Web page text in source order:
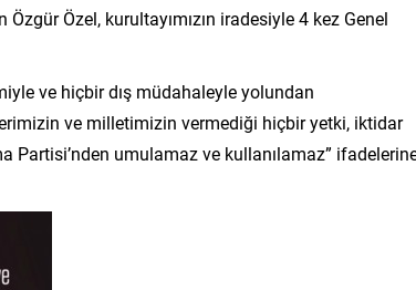
Özgür Özel, kurultayımızın iradesiyle 4 kez Genel
ve hiçbir dış müdahaleyle yolundan
ve milletimizin vermediği hiçbir yetki, iktidar
Partisi’nden umulamaz ve kullanılamaz”